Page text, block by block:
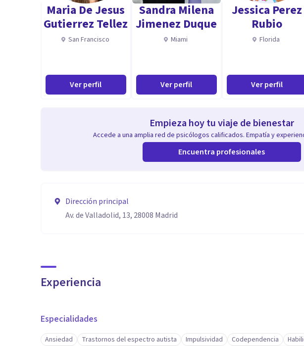
Maria De Jesus
Gutierrez Tellez
San Francisco
Ver perfil
Sandra Milena
Jimenez Duque
Miami
Ver perfil
Jessica Perez
Rubio
Florida
Ver perfil
Empieza hoy tu viaje de bienestar
Accede a una amplia red de psicólogos calificados. Empatía y
Encuentra profesionales
Dirección principal
Av. de Valladolid, 13, 28008 Madrid
Experiencia
Especialidades
Ansiedad Trastornos del espectro autista Impulsividad Codependencia